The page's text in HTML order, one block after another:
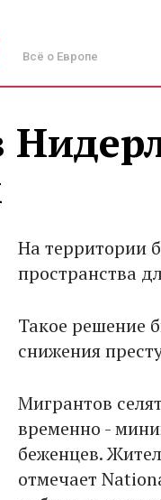
Всё о Европе
На территории
пространства
Такое решение
снижения
Мигрантов
временно -
беженцев.
отмечает